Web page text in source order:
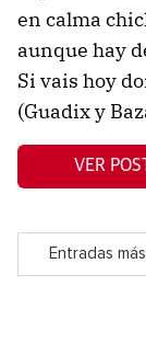
en calma
aunque hay
Si vais hoy
(Guadix y
VER
Entradas